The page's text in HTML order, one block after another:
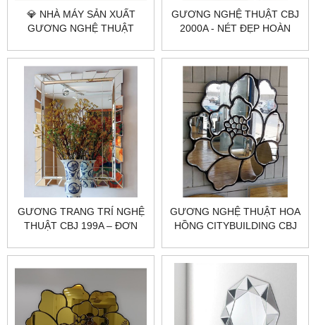
💎 NHÀ MÁY SẢN XUẤT
GƯƠNG NGHỆ THUẬT
CITYBUILDING
GƯƠNG NGHỆ THUẬT CBJ
2000A - NÉT ĐẸP HOÀN
GƯƠNG TRANG TRÍ NGHỆ
THUẬT CBJ 199A – ĐƠN
CÁCH, SANG TRỌNG
GƯƠNG NGHỆ THUẬT HOA
HỒNG CITYBUILDING CBJ